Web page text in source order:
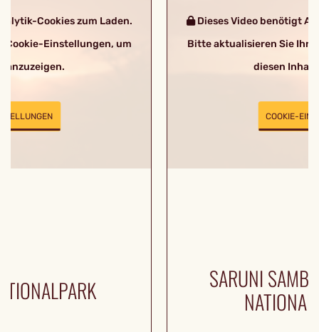
Cookies zum Laden.
Cookie-Einstellungen, um
anzuzeigen.
Dieses Video benötigt
Bitte aktualisieren Sie
diesen Inhalt
COOKIE-
SARUNI